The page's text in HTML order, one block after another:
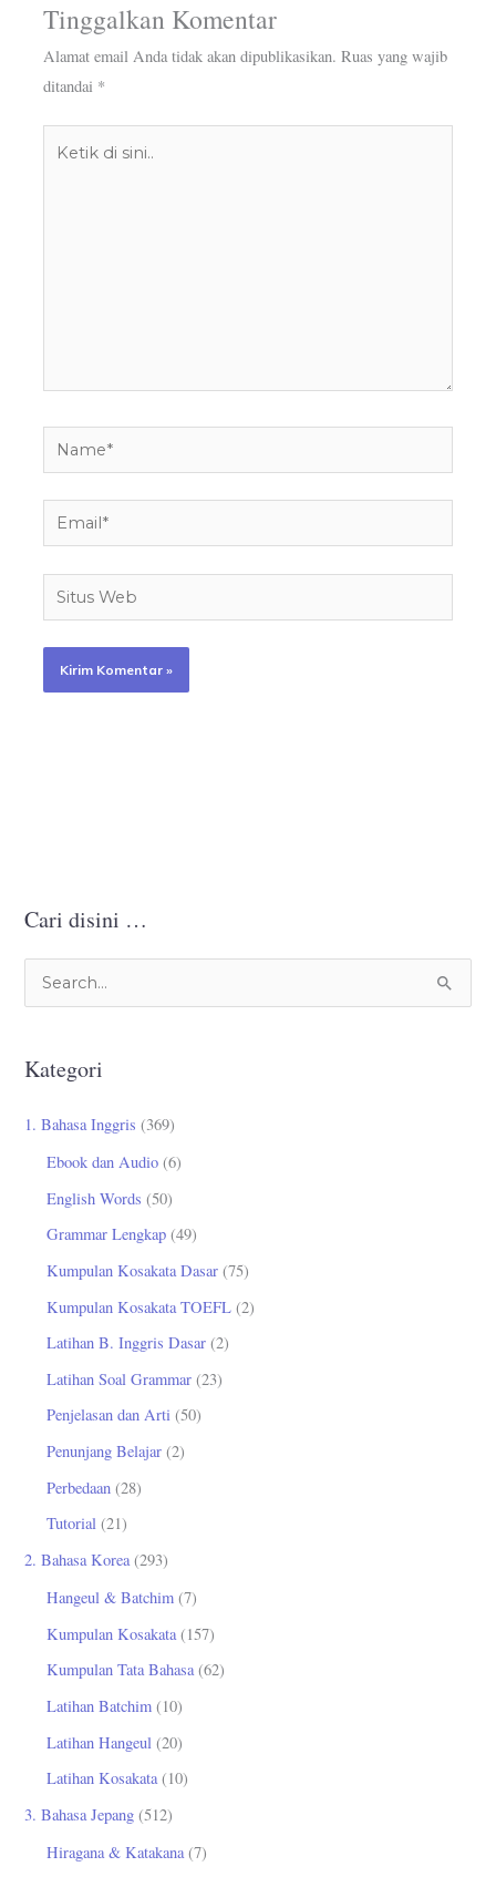
Tinggalkan Komentar
Alamat email Anda tidak akan dipublikasikan. Ruas yang wajib
ditandai *
Name*
Email*
Situs
Web
Cari disini …
i
u
Kategori
1. Bahasa Inggris (369)
Ebook dan Audio (6)
English Words (50)
Grammar Lengkap (49)
Kumpulan Kosakata Dasar (75)
Kumpulan Kosakata TOEFL (2)
Latihan B. Inggris Dasar (2)
Latihan Soal Grammar (23)
Penjelasan dan Arti (50)
Penunjang Belajar (2)
Perbedaan (28)
Tutorial (21)
2. Bahasa Korea(293)
Hangeul & Batchim (7)
Kumpulan Kosakata (157)
Kumpulan Tata Bahasa(62)
Latihan Batchim (10)
Latihan Hangeul (20)
Latihan Kosakata(10)
3. Bahasa Jepang (512)
Hiragana & Katakana(7)